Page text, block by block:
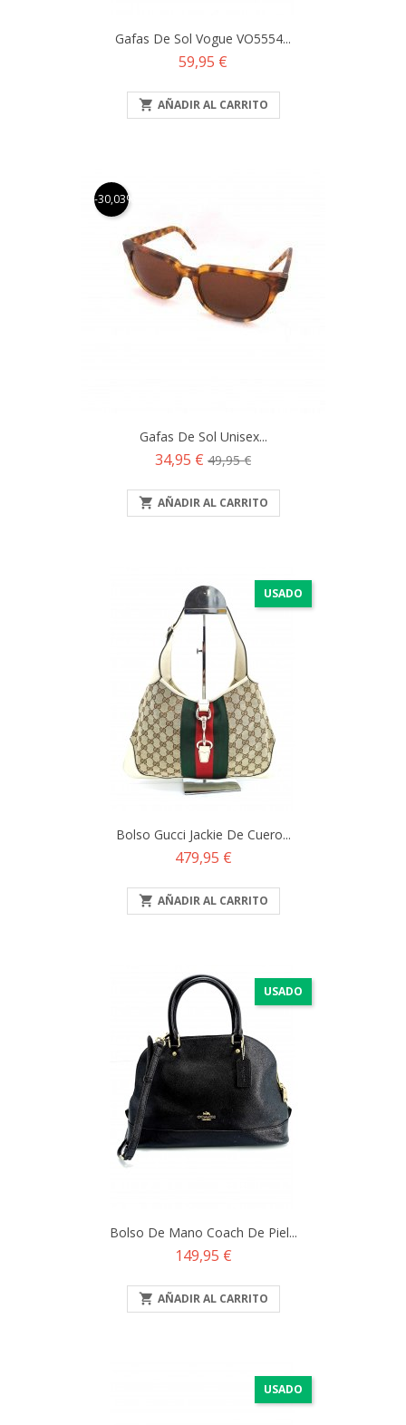
Gafas De Sol Vogue VO5554...
Precio
59,95 €
 AÑADIR AL CARRITO
-30,03%
Gafas De Sol Unisex...
Precio
34,95 € Precio
49,95 €
 AÑADIR AL CARRITO
USADO
Bolso Gucci Jackie De Cuero...
Precio
479,95 €
 AÑADIR AL CARRITO
USADO
Bolso De Mano Coach De Piel...
Precio
149,95 €
 AÑADIR AL CARRITO
USADO